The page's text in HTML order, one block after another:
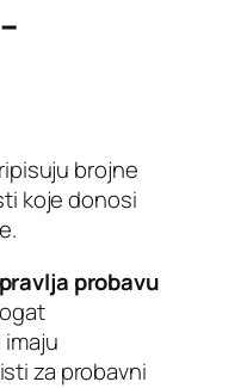
brojne
koje donosi
probavu
za probavni